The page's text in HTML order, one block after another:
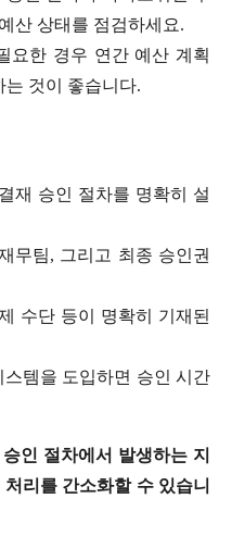
산 상태를 점검하세요.
요한 경우 연간 예산 계획
것이 좋습니다.
재 승인 절차를 명확히 설
무팀, 그리고 최종 승인권
수단 등이 명확히 기재된
스템을 도입하면 승인 시간
인 절차에서 발생하는 지
리를 간소화할 수 있습니